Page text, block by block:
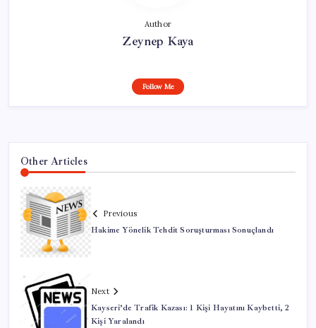
Author
Zeynep Kaya
Follow Me
Other Articles
Previous
Hakime Yönelik Tehdit Soruşturması Sonuçlandı
Next
Kayseri’de Trafik Kazası: 1 Kişi Hayatını Kaybetti, 2
Kişi Yaralandı